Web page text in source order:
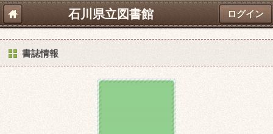
石川県立図書館 ログイン
書誌情報